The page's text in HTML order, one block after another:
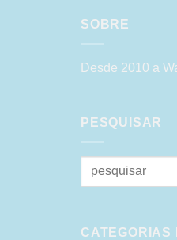
SOBRE
Desde 2010 a
PESQUISAR
Pesquisar
CATEGORIAS